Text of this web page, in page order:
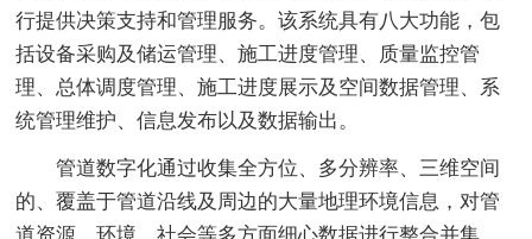
行提供决策支持和管理服务。该系统具有八大功能，包
括设备采购及储运管理、施工进度管理、质量监控管
理、总体调度管理、施工进度展示及空间数据管理、系
统管理维护、信息发布以及数据输出。
管道数字化通过收集全方位、多分辨率、三维空间
的、覆盖于管道沿线及周边的大量地理环境信息，对管